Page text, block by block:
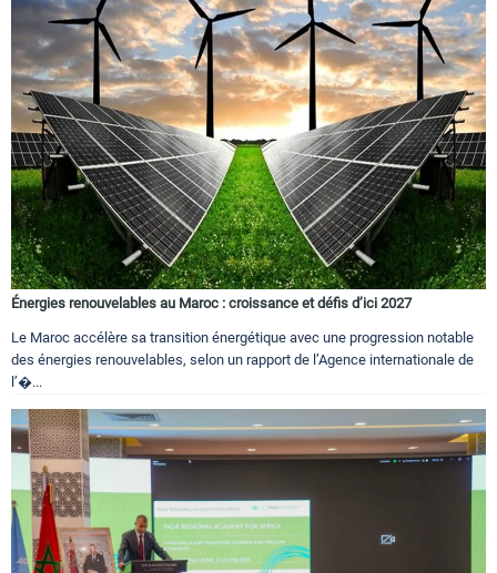
Énergies renouvelables au Maroc : croissance et défis d’ici 2027
Le Maroc accélère sa transition énergétique avec une progression notable
des énergies renouvelables, selon un rapport de l’Agence internationale de
l’�...